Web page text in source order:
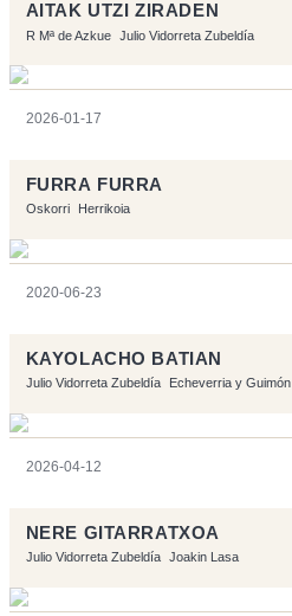
AITAK UTZI ZIRADEN
R Mª de Azkue Julio Vidorreta Zubeldía
2026-01-17
FURRA FURRA
Oskorri Herrikoia
2020-06-23
KAYOLACHO BATIAN
Julio Vidorreta Zubeldía Echeverria y Guimón
2026-04-12
NERE GITARRATXOA
Julio Vidorreta Zubeldía Joakin Lasa